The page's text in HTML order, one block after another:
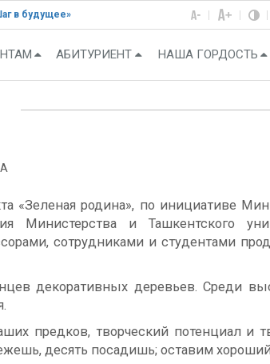
в будущее»
АБИТУРИЕНТ НАША ГОРДОСТЬ
«Зеленая родина», по инициативе
Министерства и Ташкентского
сотрудниками и студентами
декоративных деревьев. Среди
предков, творческий потенциал и
десять посадишь; оставим